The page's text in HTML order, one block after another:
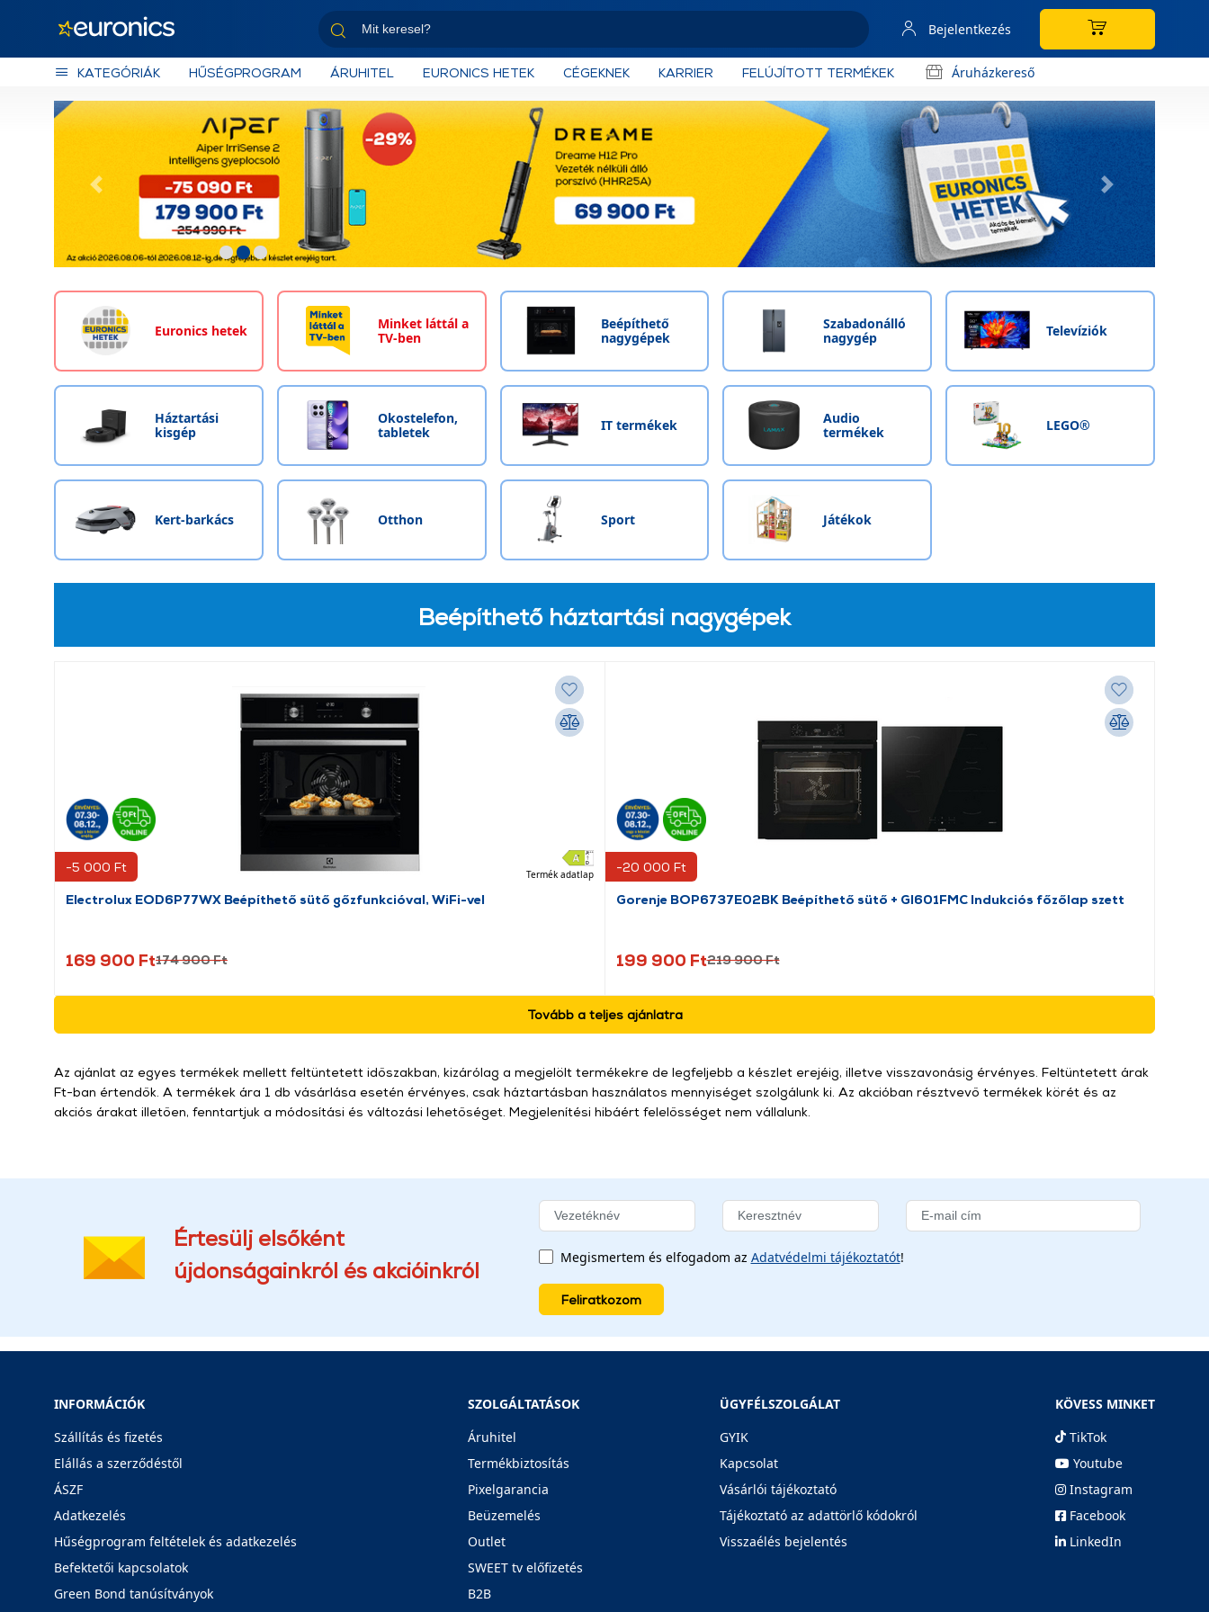
Bejelentkezés
KATEGÓRIÁK HŰSÉGPROGRAM ÁRUHITEL EURONICS HETEK CÉGEKNEK KARRIER FELÚJÍTOTT TERMÉKEK Áruházkereső
Előző Következő
Euronics hetek
Minket láttál a
TV-ben
Beépíthető
nagygépek
Szabadonálló
nagygép
Televíziók
Háztartási
kisgép
Okostelefon,
tabletek
IT termékek
Audio
termékek
LEGO®
Kert-barkács Otthon Sport Játékok
Beépíthető háztartási nagygépek
-5 000 Ft Termék adatlap
Electrolux EOD6P77WX Beépíthető sütő gőzfunkcióval, WiFi-vel
169 900 Ft174 900 Ft
-20 000 Ft
Gorenje BOP6737E02BK Beépíthető sütő + GI601FMC Indukciós főzőlap szett
199 900 Ft219 900 Ft
Tovább a teljes ajánlatra
Az ajánlat az egyes termékek mellett feltüntetett időszakban, kizárólag a megjelölt termékekre de legfeljebb a készlet erejéig, illetve visszavonásig érvényes. Feltüntetett árak
Ft-ban értendők. A termékek ára 1 db vásárlása esetén érvényes, csak háztartásban használatos mennyiséget szolgálunk ki. Az akcióban résztvevő termékek körét és az
akciós árakat illetően, fenntartjuk a módosítási és változási lehetőséget. Megjelenítési hibáért felelősséget nem vállalunk.
Értesülj elsőként
újdonságainkról és akcióinkról
Megismertem és elfogadom az Adatvédelmi tájékoztatót!
Feliratkozom
INFORMÁCIÓK
Szállítás és fizetés
Elállás a szerződéstől
ÁSZF
Adatkezelés
Hűségprogram feltételek és adatkezelés
Befektetői kapcsolatok
Green Bond tanúsítványok
SZOLGÁLTATÁSOK
Áruhitel
Termékbiztosítás
Pixelgarancia
Beüzemelés
Outlet
SWEET tv előfizetés
B2B
ÜGYFÉLSZOLGÁLAT
GYIK
Kapcsolat
Vásárlói tájékoztató
Tájékoztató az adattörlő kódokról
Visszaélés bejelentés
KÖVESS MINKET
TikTok
Youtube
Instagram
Facebook
LinkedIn